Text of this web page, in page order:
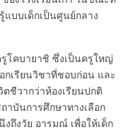
แบบเด็กเป็นศูนย์กลาง
โคบายาชิ ซึ่งเป็นครูใหญ่
กเรียนวิชาที่ชอบก่อน และ
ตชีวากว่าห้องเรียนปกติ
าบันการศึกษาทางเลือก
ถึงวัย อารมณ์ เพื่อให้เด็ก